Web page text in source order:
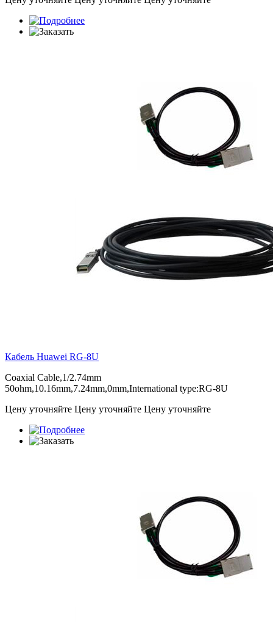
Кабель Huawei RG-8U
Coaxial Cable,1/2.74mm
50ohm,10.16mm,7.24mm,0mm,International type:RG-8U
Цену уточняйте Цену уточняйте Цену уточняйте